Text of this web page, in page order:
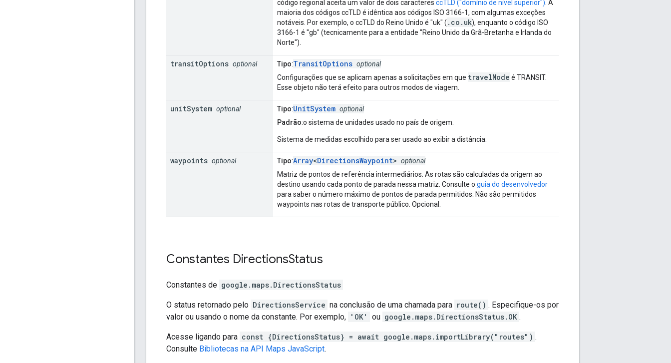
código regional aceita um valor de dois caracteres ccTLD ("domínio de nível superior") . A
maioria dos códigos ccTLD é idêntica aos códigos ISO 3166-1, com algumas exceções
notáveis. Por exemplo, o ccTLD do Reino Unido é "uk" ( .co.uk), enquanto o código ISO
3166-1 é "gb" (tecnicamente para a entidade "Reino Unido da Grã-Bretanha e Irlanda do
Norte").
transitOptions optional Tipo:TransitOptions optional
Configurações que se aplicam apenas a solicitações em que travelMode é TRANSIT.
Esse objeto não terá efeito para outros modos de viagem.
unitSystem optional Tipo:UnitSystem optional
Padrão:o sistema de unidades usado no país de origem.
Sistema de medidas escolhido para ser usado ao exibir a distância.
waypoints optional Tipo:Array<DirectionsWaypoint> optional
Matriz de pontos de referência intermediários. As rotas são calculadas da origem ao
destino usando cada ponto de parada nessa matriz. Consulte o guia do desenvolvedor
para saber o número máximo de pontos de parada permitidos. Não são permitidos
waypoints nas rotas de transporte público. Opcional.
Constantes DirectionsStatus
Constantes de google.maps. DirectionsStatus
O status retornado pelo DirectionsService na conclusão de uma chamada para route() . Especifique-os por
valor ou usando o nome da constante. Por exemplo, 'OK' ou google.maps.DirectionsStatus.OK .
Acesse ligando para const {DirectionsStatus} = await google.maps.importLibrary("routes") .
Consulte Bibliotecas na API Maps JavaScript.